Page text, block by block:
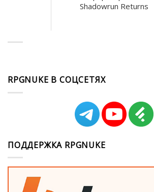
Shadowrun Returns
RPGNUKE В СОЦСЕТЯХ
ПОДДЕРЖКА RPGNUKE